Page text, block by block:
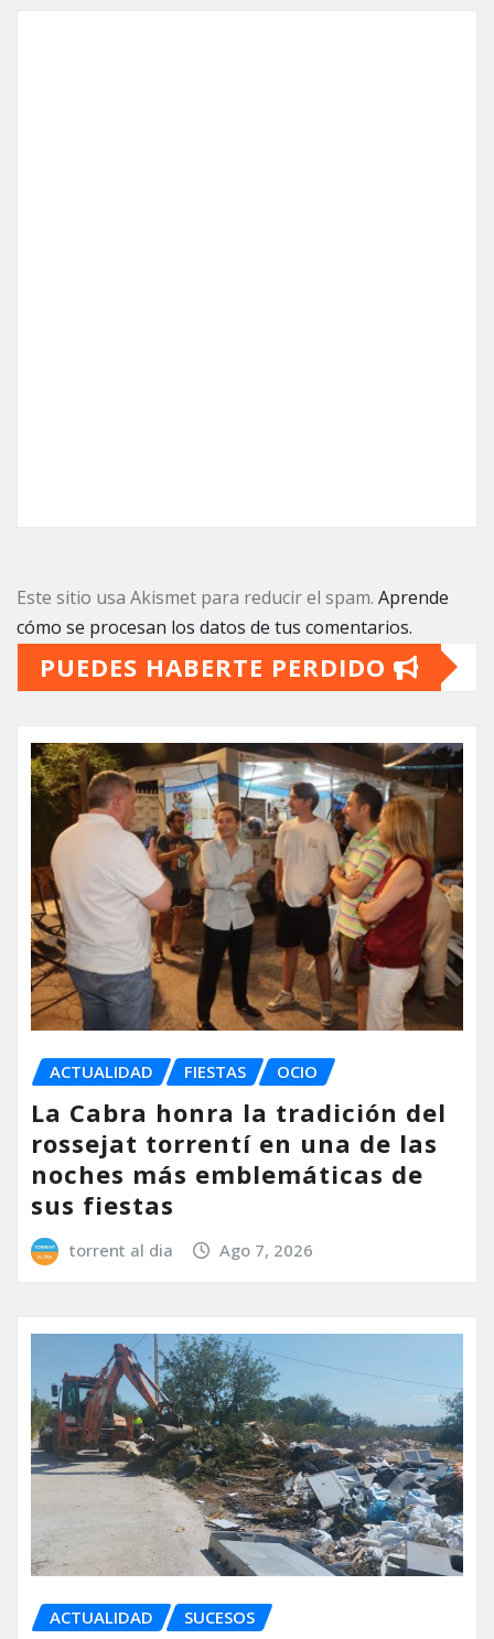
Este sitio usa Akismet para reducir el spam. Aprende
cómo se procesan los datos de tus comentarios.
PUEDES HABERTE PERDIDO
ACTUALIDAD FIESTAS OCIO
La Cabra honra la tradición del
rossejat torrentí en una de las
noches más emblemáticas de
sus fiestas
torrent al dia Ago 7, 2026
ACTUALIDAD SUCESOS